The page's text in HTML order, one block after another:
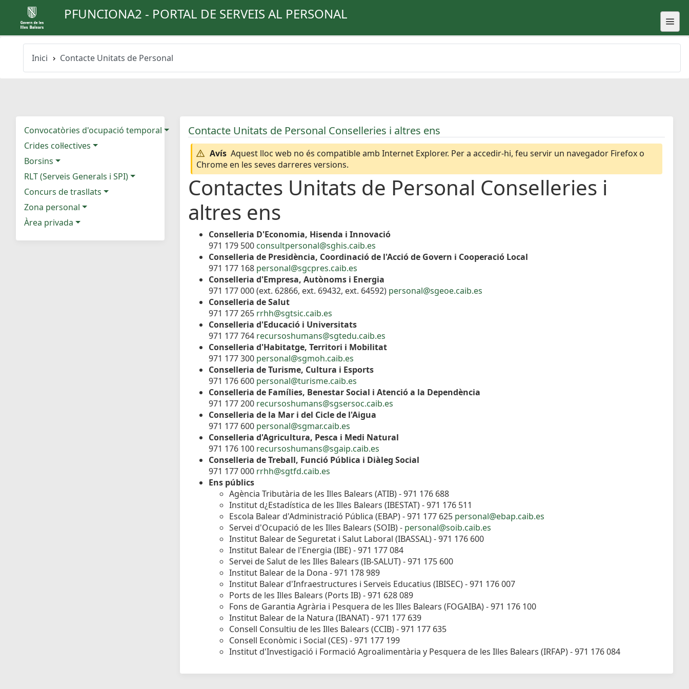
PFUNCIONA2 - PORTAL DE SERVEIS AL PERSONAL
Inici Contacte Unitats de Personal
Convocatòries d'ocupació temporal
Crides col·lectives
Borsins
RLT (Serveis Generals i SPI)
Concurs de trasllats
Zona personal
Àrea privada
Contacte Unitats de Personal Conselleries i altres ens
Avís Aquest lloc web no és compatible amb Internet Explorer. Per a accedir-hi, feu servir un navegador Firefox o
Chrome en les seves darreres versions.
Contactes Unitats de Personal Conselleries i
altres ens
Conselleria D'Economia, Hisenda i Innovació
971 179 500 consultpersonal@sghis.caib.es
Conselleria de Presidència, Coordinació de l'Acció de Govern i Cooperació Local
971 177 168 personal@sgcpres.caib.es
Conselleria d'Empresa, Autònoms i Energia
971 177 000 (ext. 62866, ext. 69432, ext. 64592) personal@sgeoe.caib.es
Conselleria de Salut
971 177 265 rrhh@sgtsic.caib.es
Conselleria d'Educació i Universitats
971 177 764 recursoshumans@sgtedu.caib.es
Conselleria d'Habitatge, Territori i Mobilitat
971 177 300 personal@sgmoh.caib.es
Conselleria de Turisme, Cultura i Esports
971 176 600 personal@turisme.caib.es
Conselleria de Famílies, Benestar Social i Atenció a la Dependència
971 177 200 recursoshumans@sgsersoc.caib.es
Conselleria de la Mar i del Cicle de l'Aigua
971 177 600 personal@sgmar.caib.es
Conselleria d'Agricultura, Pesca i Medi Natural
971 176 100 recursoshumans@sgaip.caib.es
Conselleria de Treball, Funció Pública i Diàleg Social
971 177 000 rrhh@sgtfd.caib.es
Ens públics
Agència Tributària de les Illes Balears (ATIB) - 971 176 688
Institut d¿Estadística de les Illes Balears (IBESTAT) - 971 176 511
Escola Balear d'Administració Pública (EBAP) - 971 177 625 personal@ebap.caib.es
Servei d'Ocupació de les Illes Balears (SOIB) - personal@soib.caib.es
Institut Balear de Seguretat i Salut Laboral (IBASSAL) - 971 176 600
Institut Balear de l'Energia (IBE) - 971 177 084
Servei de Salut de les Illes Balears (IB-SALUT) - 971 175 600
Institut Balear de la Dona - 971 178 989
Institut Balear d'Infraestructures i Serveis Educatius (IBISEC) - 971 176 007
Ports de les Illes Balears (Ports IB) - 971 628 089
Fons de Garantia Agrària i Pesquera de les Illes Balears (FOGAIBA) - 971 176 100
Institut Balear de la Natura (IBANAT) - 971 177 639
Consell Consultiu de les Illes Balears (CCIB) - 971 177 635
Consell Econòmic i Social (CES) - 971 177 199
Institut d'Investigació i Formació Agroalimentària y Pesquera de les Illes Balears (IRFAP) - 971 176 084